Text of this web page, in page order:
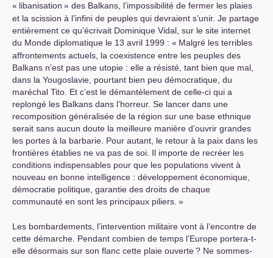
« libanisation » des Balkans, l’impossibilité de fermer les plaies
et la scission à l’infini de peuples qui devraient s’unir. Je partage
entièrement ce qu’écrivait Dominique Vidal, sur le site internet
du Monde diplomatique le 13 avril 1999 : « Malgré les terribles
affrontements actuels, la coexistence entre les peuples des
Balkans n’est pas une utopie : elle a résisté, tant bien que mal,
dans la Yougoslavie, pourtant bien peu démocratique, du
maréchal Tito. Et c’est le démantèlement de celle-ci qui a
replongé les Balkans dans l’horreur. Se lancer dans une
recomposition généralisée de la région sur une base ethnique
serait sans aucun doute la meilleure manière d’ouvrir grandes
les portes à la barbarie. Pour autant, le retour à la paix dans les
frontières établies ne va pas de soi. Il importe de recréer les
conditions indispensables pour que les populations vivent à
nouveau en bonne intelligence : développement économique,
démocratie politique, garantie des droits de chaque
communauté en sont les principaux piliers. »
Les bombardements, l’intervention militaire vont à l’encontre de
cette démarche. Pendant combien de temps l’Europe portera-t-
elle désormais sur son flanc cette plaie ouverte? Ne sommes-